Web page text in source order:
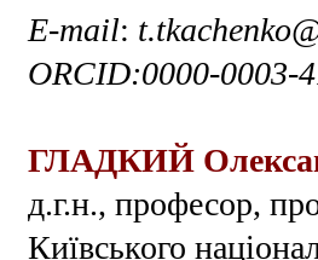
E-mail: t.tkachenko
ORCID:0000-0003-
ГЛАДКИЙ
д.г.н., професор,
Київського